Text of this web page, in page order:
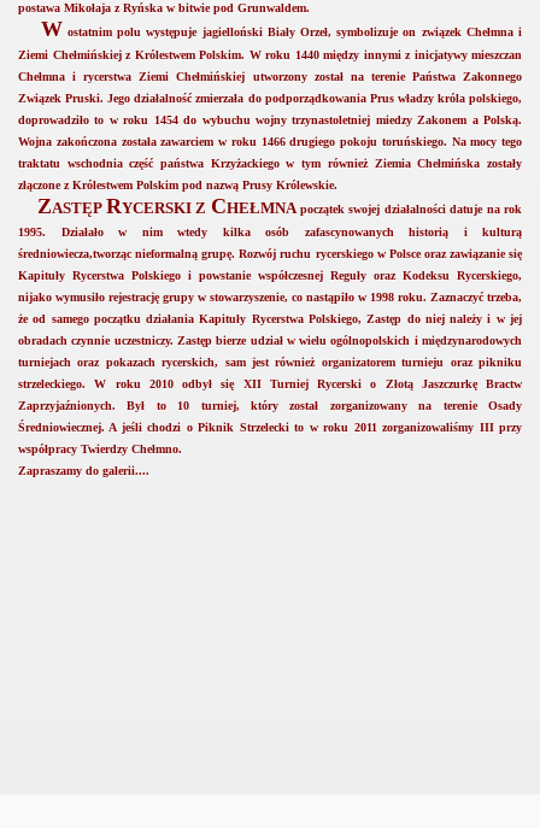
postawa Mikołaja z Ryńska w bitwie pod Grunwaldem.
W ostatnim polu występuje jagielloński Biały Orzeł, symbolizuje on związek Chełmna i
Ziemi Chełmińskiej z Królestwem Polskim. W roku 1440 między innymi z inicjatywy mieszczan
Chełmna i rycerstwa Ziemi Chełmińskiej utworzony został na terenie Państwa Zakonnego
Związek Pruski. Jego działalność zmierzała do podporządkowania Prus władzy króla polskiego,
doprowadziło to w roku 1454 do wybuchu wojny trzynastoletniej miedzy Zakonem a Polską.
Wojna zakończona została zawarciem w roku 1466 drugiego pokoju toruńskiego. Na mocy tego
traktatu wschodnia część państwa Krzyżackiego w tym również Ziemia Chełmińska zostały
złączone z Królestwem Polskim pod nazwą Prusy Królewskie.
ZASTĘP RYCERSKI Z CHEŁMNApoczątek swojej działalności datuje na rok
1995. Działało w nim wtedy kilka osób zafascynowanych historią i kulturą
średniowiecza,tworząc nieformalną grupę. Rozwój ruchu rycerskiego w Polsce oraz zawiązanie się
Kapituły Rycerstwa Polskiego i powstanie współczesnej Reguły oraz Kodeksu Rycerskiego,
nijako wymusiło rejestrację grupy w stowarzyszenie, co nastąpiło w 1998 roku. Zaznaczyć trzeba,
że od samego początku działania Kapituły Rycerstwa Polskiego, Zastęp do niej należy i w jej
obradach czynnie uczestniczy. Zastęp bierze udział w wielu ogólnopolskich i międzynarodowych
turniejach oraz pokazach rycerskich, sam jest również organizatorem turnieju oraz pikniku
strzeleckiego. W roku 2010 odbył się XII Turniej Rycerski o Złotą Jaszczurkę Bractw
Zaprzyjaźnionych. Był to 10 turniej, który został zorganizowany na terenie Osady
Średniowiecznej. A jeśli chodzi o Piknik Strzelecki to w roku 2011 zorganizowaliśmy III przy
współpracy Twierdzy Chełmno.
Zapraszamy do galerii....